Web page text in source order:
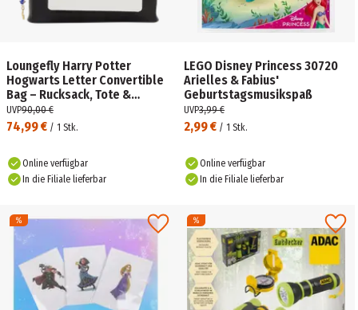
Loungefly Harry Potter
Hogwarts Letter Convertible
Bag – Rucksack, Tote &
Crossbody in einem
74,99 € / 1 Stk.
UVP90,00 €
Online verfügbar
In die Filiale lieferbar
LEGO Disney Princess 30720
Arielles & Fabius'
Geburtstagsmusikspaß
2,99 € / 1 Stk.
UVP3,99 €
Online verfügbar
In die Filiale lieferbar